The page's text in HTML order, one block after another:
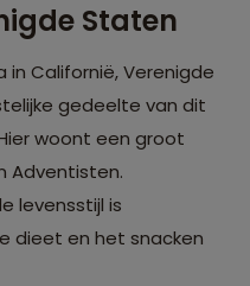
Staten
in Californië, Verenigde
gedeelte van dit
woont een groot
Adventisten.
levensstijl is
dieet en het snacken